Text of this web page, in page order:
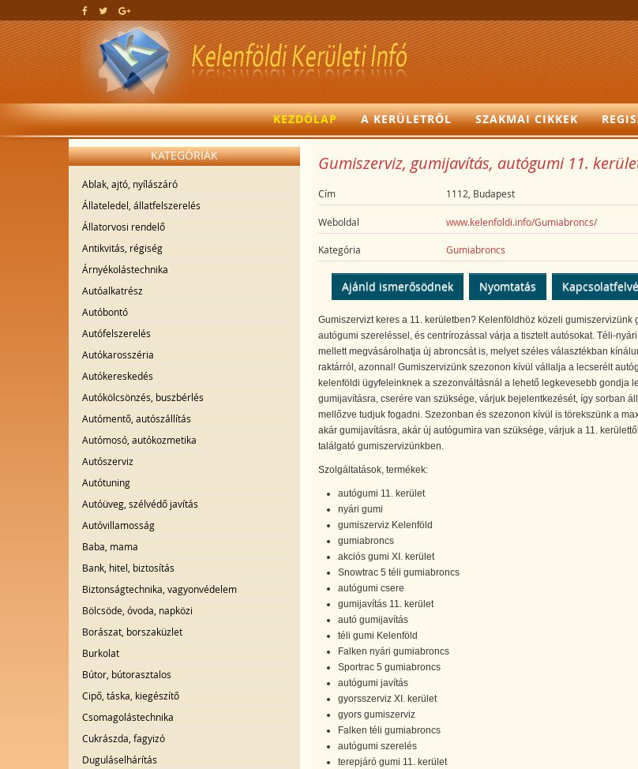
KEZDŐLAP A KERÜLETRŐL SZAKMAI CIKKEK
KATEGÓRIÁK
Ablak, ajtó, nyílászáró
Állateledel, állatfelszerelés
Állatorvosi rendelő
Antikvitás, régiség
Árnyékolástechnika
Autóalkatrész
Autóbontó
Autófelszerelés
Autókarosszéria
Autókereskedés
Autókölcsönzés, buszbérlés
Autómentő, autószállítás
Autómosó, autókozmetika
Autószerviz
Autótuning
Autóüveg, szélvédő javítás
Autóvillamosság
Baba, mama
Bank, hitel, biztosítás
Biztonságtechnika, vagyonvédelem
Bölcsöde, óvoda, napközi
Borászat, borszaküzlet
Burkolat
Bútor, bútorasztalos
Cipő, táska, kiegészítő
Csomagolástechnika
Cukrászda, fagyizó
Duguláselhárítás
Gumiszerviz, gumijavítás, autógumi 11.
Cím 1112, Budapest
Weboldal www.kelenfoldi.info/Gumiabroncs/
Kategória Gumiabroncs
Ajánld ismerősödnek Nyomtatás
Gumiszervizt keres a 11. kerületben? Kelenföldhöz közeli gumiszervizünk
autógumi szereléssel, és centrírozással várja a tisztelt autósokat. Téli-
mellett megvásárolhatja új abroncsát is, melyet széles választékban
raktárról, azonnal! Gumiszervizünk szezonon kívül vállalja a lecserélt
kelenföldi ügyfeleinknek a szezonváltásnál a lehető legkevesebb gondja
gumijavításra, cserére van szüksége, várjuk bejelentkezését, így sorban
mellőzve tudjuk fogadni. Szezonban és szezonon kívül is törekszünk a
akár gumijavításra, akár új autógumira van szüksége, várjuk a 11.
találgató gumiszervizünkben.
Szolgáltatások, termékek:
autógumi 11. kerület
nyári gumi
gumiszerviz Kelenföld
gumiabroncs
akciós gumi XI. kerület
Snowtrac 5 téli gumiabroncs
autógumi csere
gumijavítás 11. kerület
autó gumijavítás
téli gumi Kelenföld
Falken nyári gumiabroncs
Sportrac 5 gumiabroncs
autógumi javítás
gyorsszerviz XI. kerület
gyors gumiszerviz
Falken téli gumiabroncs
autógumi szerelés
terepjáró gumi 11. kerület